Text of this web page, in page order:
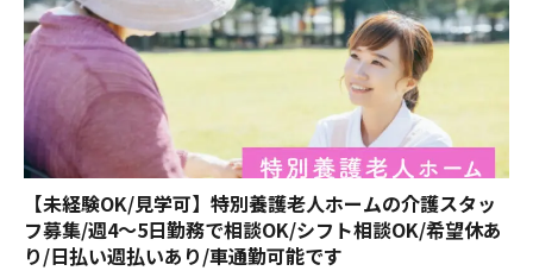
【未経験OK/見学可】特別養護老人ホームの介護スタッ
フ募集/週4～5日勤務で相談OK/シフト相談OK/希望休あ
り/日払い週払いあり/車通勤可能です